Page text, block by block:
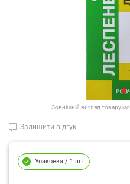
Зовнішній вигляд товару
Залишити відгук
Упаковка / 1 шт.